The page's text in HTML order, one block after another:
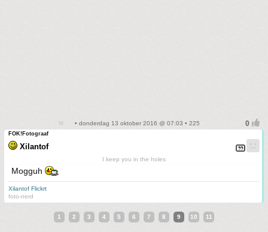
• donderdag 13 oktober 2016 @ 07:03 • 225
FOK!Fotograaf
Xilantof
I keep you in the holes
Mogguh
Xilantof Flickrt
foto-nerd
1 2 3 4 5 6 7 8 9 10 11